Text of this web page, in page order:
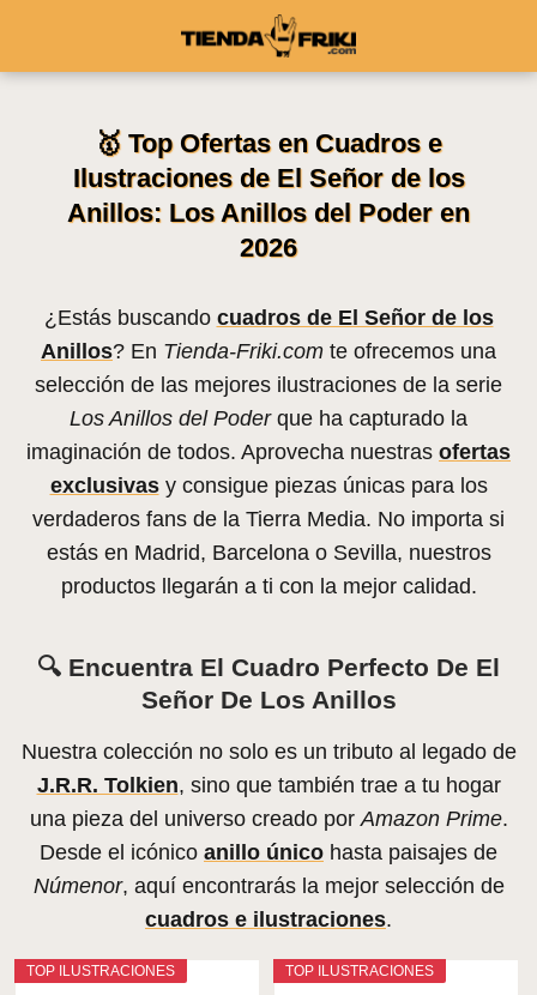
🥇 Top Ofertas en Cuadros e
Ilustraciones de El Señor de los
Anillos: Los Anillos del Poder en
2026
¿Estás buscando cuadros de El Señor de los
Anillos? En Tienda-Friki.com te ofrecemos una
selección de las mejores ilustraciones de la serie
Los Anillos del Poderque ha capturado la
imaginación de todos. Aprovecha nuestras ofertas
exclusivasy consigue piezas únicas para los
verdaderos fans de la Tierra Media. No importa si
estás en Madrid, Barcelona o Sevilla, nuestros
productos llegarán a ti con la mejor calidad.
🔍 Encuentra El Cuadro Perfecto De El
Señor De Los Anillos
Nuestra colección no solo es un tributo al legado de
J.R.R. Tolkien, sino que también trae a tu hogar
una pieza del universo creado porAmazon Prime.
Desde el icónico anillo único hasta paisajes de
Númenor, aquí encontrarás la mejor selección de
cuadros e ilustraciones.
TOP ILUSTRACIONES TOP ILUSTRACIONES